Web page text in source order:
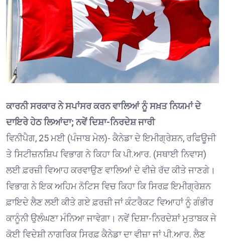
ਕਾਰਨੀ ਸਰਕਾਰ ਨੇ ਸਪਾਂਸਰ ਕਰਨ ਵਾਲਿਆਂ ਨੂੰ ਸਖ਼ਤ ਨਿਯਮਾਂ ਦੇ
ਦਾਇਰੇ ਹੇਠ ਲਿਆਂਦਾ; ਨਵੇਂ ਦਿਸ਼ਾ-ਨਿਰਦੇਸ਼ ਜਾਰੀ
ਵਿਨੀਪੈਗ, 25 ਮਈ (ਪੰਜਾਬ ਮੇਲ)- ਕੈਨੇਡਾ ਦੇ ਇਮੀਗ੍ਰੇਸ਼ਨ, ਰਫਿਊਜੀ
ਤੇ ਸਿਟੀਜ਼ਨਸ਼ਿਪ ਵਿਭਾਗ ਨੇ ਕਿਹਾ ਕਿ ਪੀ.ਆਰ. (ਸਥਾਈ ਨਿਵਾਸ)
ਲਈ ਫ਼ਰਜ਼ੀ ਵਿਆਹ ਕਰਵਾਉਣ ਵਾਲਿਆਂ ਦੇ ਵੀਜ਼ੇ ਰੱਦ ਕੀਤੇ ਜਾਣਗੇ।
ਵਿਭਾਗ ਨੇ ਇਕ ਅਹਿਮ ਨੋਟਿਸ ਵਿਚ ਕਿਹਾ ਕਿ ਸਿਰਫ਼ ਇਮੀਗ੍ਰੇਸ਼ਨ
ਫ਼ਾਇਦੇ ਲੈਣ ਲਈ ਕੀਤੇ ਗਏ ਫ਼ਰਜ਼ੀ ਜਾਂ ਕੰਟਰੈਕਟ ਵਿਆਹਾਂ ਨੂੰ ਗੰਭੀਰ
ਕਾਨੂੰਨੀ ਉਲੰਘਣਾ ਮੰਨਿਆ ਜਾਵੇਗਾ। ਨਵੇਂ ਦਿਸ਼ਾ-ਨਿਰਦੇਸ਼ਾਂ ਮੁਤਾਬਕ ਜੇ
ਕੋਈ ਵਿਦੇਸ਼ੀ ਨਾਗਰਿਕ ਸਿਰਫ਼ ਕੈਨੇਡਾ ਦਾ ਵੀਜ਼ਾ ਜਾਂ ਪੀ.ਆਰ. ਲੈਣ